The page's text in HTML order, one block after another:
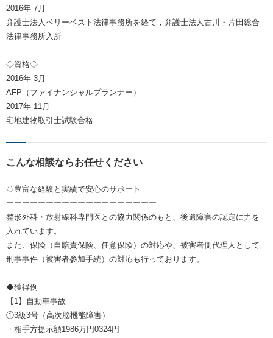
2016年 7月
弁護士法人ベリーベスト法律事務所を経て，弁護士法人古川・片田総合
法律事務所入所
◇資格◇
2016年 3月
AFP（ファイナンシャルプランナー）
2017年 11月
宅地建物取引士試験合格
こんな相談ならお任せください
◇豊富な経験と実績で安心のサポート
ーーーーーーーーーーーーーーーーーーー
整形外科・放射線科専門医との協力関係のもと、後遺障害の認定に力を
入れています。
また、保険（自賠責保険、任意保険）の対応や、被害者側代理人として
刑事事件（被害者参加手続）の対応も行っております。
◆獲得例
【1】自動車事故
①3級3号（高次脳機能障害）
・相手方提示額1986万円0324円